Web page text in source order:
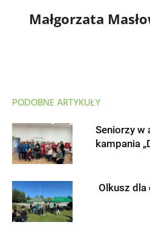
Małgorzata
PODOBNE ARTYKUŁY
Seniorzy w
kampania
Olkusz